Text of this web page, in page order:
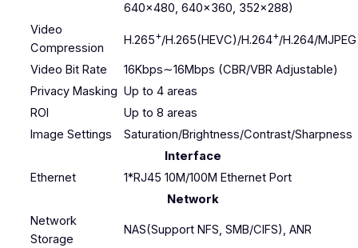
640×480, 640×360, 352×288)
Video
Compression
H.265+/H.265(HEVC)/H.264+/H.264/MJPEG
Video Bit Rate
16Kbps∼16Mbps (CBR/VBR Adjustable)
Privacy Masking Up to 4 areas
ROI
Up to 8 areas
Image Settings
Saturation/Brightness/Contrast/Sharpness
Interface
Ethernet
1*RJ45 10M/100M Ethernet Port
Network
Network
Storage
NAS(Support NFS, SMB/CIFS), ANR